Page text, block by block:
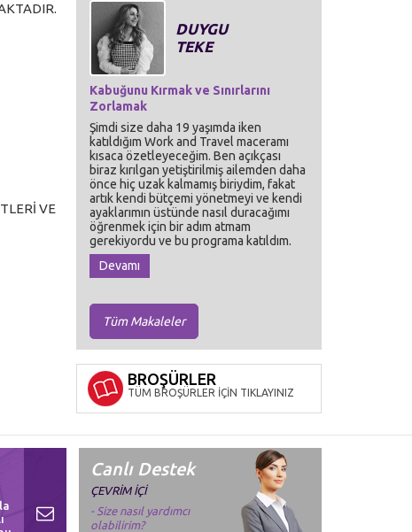
VE
DUYGU
TEKE
Kabuğunu Kırmak ve Sınırlarını
Zorlamak
Şimdi size daha 19 yaşımda iken
katıldığım Work and Travel maceramı
kısaca özetleyeceğim. Ben açıkçası
biraz kırılgan yetiştirilmiş ailemden daha
önce hiç uzak kalmamış biriydim, fakat
artık kendi bütçemi yönetmeyi ve kendi
ayaklarımın üstünde nasıl duracağımı
öğrenmek için bir adım atmam
gerekiyordu ve bu programa katıldım.
Devamı
Tüm Makaleler
BROŞÜRLER
TÜM BROŞÜRLER İÇİN TIKLAYINIZ
Canlı Destek
ÇEVRİM İÇİ
- Size nasıl yardımcı
olabilirim?